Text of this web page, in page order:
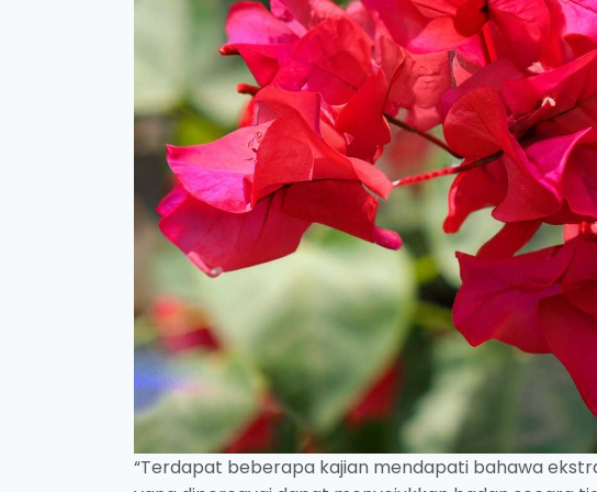
“Terdapat beberapa kajian mendapati bahawa